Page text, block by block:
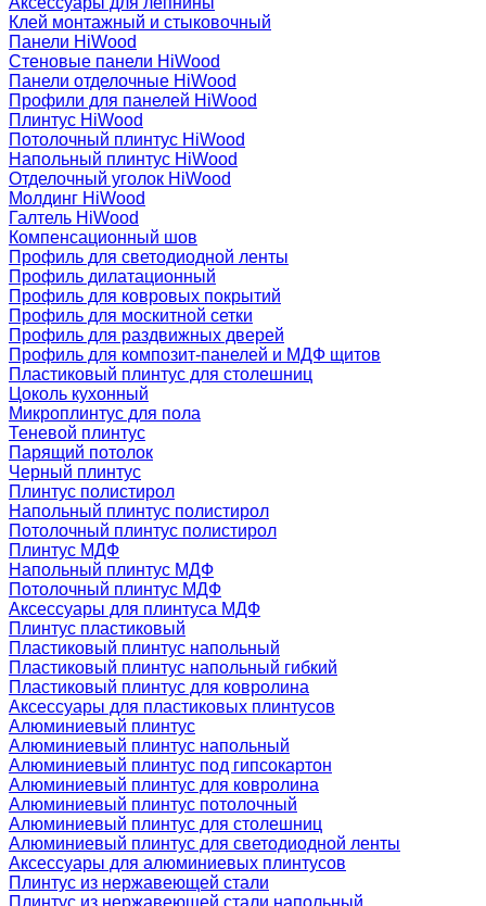
Клей монтажный и стыковочный
Панели HiWood
Стеновые панели HiWood
Панели отделочные HiWood
Профили для панелей HiWood
Плинтус HiWood
Потолочный плинтус HiWood
Напольный плинтус HiWood
Отделочный уголок HiWood
Молдинг HiWood
Галтель HiWood
Компенсационный шов
Профиль для светодиодной ленты
Профиль дилатационный
Профиль для ковровых покрытий
Профиль для москитной сетки
Профиль для раздвижных дверей
Профиль для композит-панелей и МДФ щитов
Пластиковый плинтус для столешниц
Цоколь кухонный
Микроплинтус для пола
Теневой плинтус
Парящий потолок
Черный плинтус
Плинтус полистирол
Напольный плинтус полистирол
Потолочный плинтус полистирол
Плинтус МДФ
Напольный плинтус МДФ
Потолочный плинтус МДФ
Аксессуары для плинтуса МДФ
Плинтус пластиковый
Пластиковый плинтус напольный
Пластиковый плинтус напольный гибкий
Пластиковый плинтус для ковролина
Аксессуары для пластиковых плинтусов
Алюминиевый плинтус
Алюминиевый плинтус напольный
Алюминиевый плинтус под гипсокартон
Алюминиевый плинтус для ковролина
Алюминиевый плинтус потолочный
Алюминиевый плинтус для столешниц
Алюминиевый плинтус для светодиодной ленты
Аксессуары для алюминиевых плинтусов
Плинтус из нержавеющей стали
Плинтус из нержавеющей стали напольный